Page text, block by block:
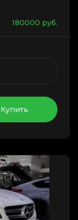
180000 руб.
Купить